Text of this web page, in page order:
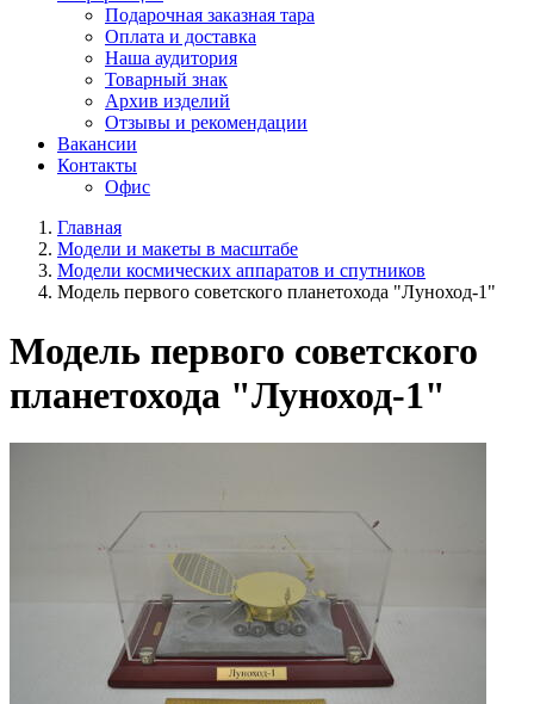
Подарочная заказная тара
Оплата и доставка
Наша аудитория
Товарный знак
Архив изделий
Отзывы и рекомендации
Вакансии
Контакты
Офис
Главная
Модели и макеты в масштабе
Модели космических аппаратов и спутников
Модель первого советского планетохода "Луноход-1"
Модель первого советского
планетохода "Луноход-1"